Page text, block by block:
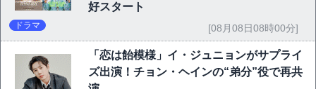
好スタート
ドラマ [08月08日08時00分]
「恋は飴模様」イ・ジュニョンがサプライ
ズ出演！チョン・ヘインの“弟分”役で再共